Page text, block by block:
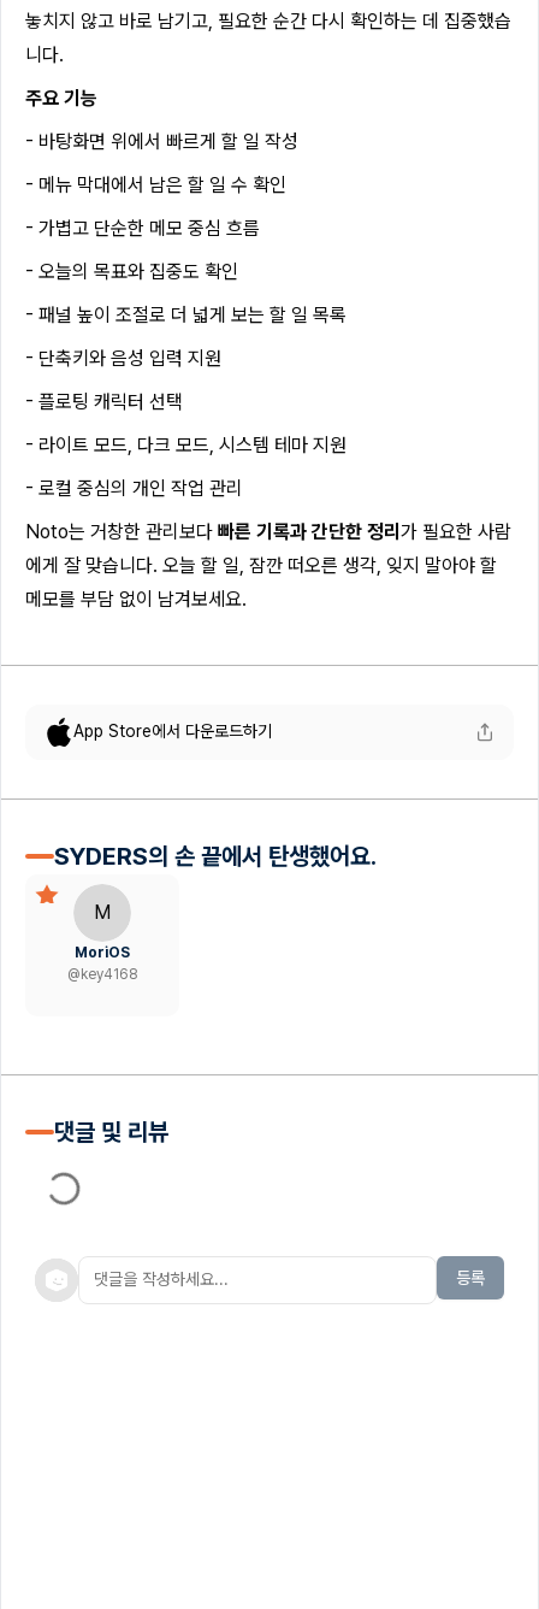
놓치지 않고 바로 남기고, 필요한 순간 다시 확인하는 데 집중했습
니다.
주요 기능
- 바탕화면 위에서 빠르게 할 일 작성
- 메뉴 막대에서 남은 할 일 수 확인
- 가볍고 단순한 메모 중심 흐름
- 오늘의 목표와 집중도 확인
- 패널 높이 조절로 더 넓게 보는 할 일 목록
- 단축키와 음성 입력 지원
- 플로팅 캐릭터 선택
- 라이트 모드, 다크 모드, 시스템 테마 지원
- 로컬 중심의 개인 작업 관리
Noto는 거창한 관리보다 빠른 기록과 간단한 정리 가 필요한 사람
에게 잘 맞습니다. 오늘 할 일, 잠깐 떠오른 생각, 잊지 말아야 할
메모를 부담 없이 남겨보세요.
App Store에서 다운로드하기
SYDERS의 손 끝에서 탄생했어요.
M
MoriOS
@key4168
댓글 및 리뷰
등록